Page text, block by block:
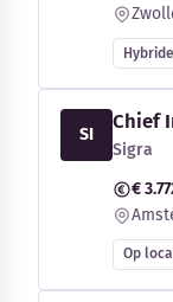
Hybride
SI
Chief
Sigra
€
Op